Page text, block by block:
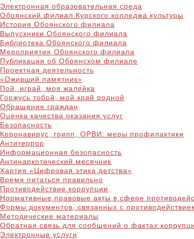
Электронная образовательная среда
Обоянский филиал Курского колледжа культуры
История Обоянского филиала
Выпускники Обоянского филиала
Библиотека Обоянского филиала
Мероприятия Обоянского филиала
Публикации об Обоянском филиале
Проектная деятельность
«Оживший памятник»
Пой, играй, моя жалейка
Горжусь тобой, мой край родной
Обращение граждан
Оценка качества оказания услуг
Безопасность
Коронавирус, грипп, ОРВИ: меры профилактики
Антитеррор
Информационная безопасность
Антинаркотический месячник
Хартия «Цифровая этика детства»
Время питаться правильно
Противодействие коррупции
Нормативные правовые акты в сфере
Формы документов, связанных с
Методические материалы
Обратная связь для сообщений о фактах
Электронные услуги